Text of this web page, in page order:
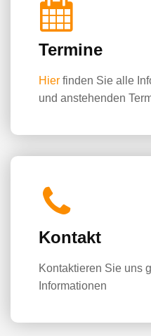
Termine
Hier finden Sie alle
und anstehenden
Kontakt
Kontaktieren Sie uns
Informationen